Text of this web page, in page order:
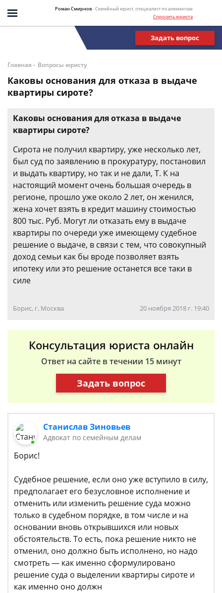
Роман Смирнов- Семейный юрист, специалист по алиментам
Спросить юриста
Задать вопрос
Главная - Вопросы юристу
Каковы основания для отказа в выдаче
квартиры сироте?
Каковы основания для отказа в выдаче
квартиры сироте?
Сирота не получил квартиру, уже несколько лет,
был суд по заявлению в прокуратуру, постановил
и выдать квартиру, но так и не дали, Т. К на
настоящий момент очень большая очередь в
регионе, прошло уже около 2 лет, он женился,
жена хочет взять в кредит машину стоимостью
800 тыс. Руб. Могут ли отказать ему в выдаче
квартиры по очереди уже имеющему судебное
решение о выдаче, в связи с тем, что совокупный
доход семьи как бы вроде позволяет взять
ипотеку или это решение останется все таки в
силе
Борис, г. Москва 20 ноября 2018 г. 19:40
Консультация юриста онлайн
Ответ на сайте в течении 15 минут
Задать вопрос
Станислав Зиновьев
Адвокат по семейным делам
Борис!
Судебное решение, если оно уже вступило в силу,
предполагает его безусловное исполнение и
отменить или изменить решение суда можно
только в судебном порядке, в том числе и на
основании вновь открывшихся или новых
обстоятельств. То есть, пока решение никто не
отменил, оно должно быть исполнено, но надо
смотреть — как именно сформулировано
решение суда о выделении квартиры сироте и
как именно оно должн